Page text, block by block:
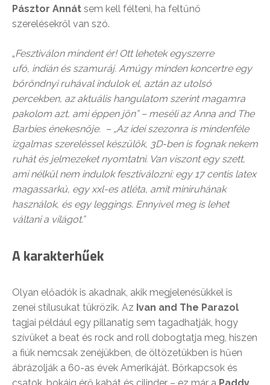
Pásztor Annát sem kell félteni, ha feltűnő
szerelésekről van szó.
„Fesztiválon mindent ér! Ott lehetek egyszerre
ufó, indián és szamuráj. Amúgy minden koncertre egy
bőröndnyi ruhával indulok el, aztán az utolsó
percekben, az aktuális hangulatom szerint magamra
pakolom azt, ami éppen jön” – meséli az Anna and The
Barbies énekesnője. – „Az idei szezonra is mindenféle
izgalmas szereléssel készülök, 3D-ben is fognak nekem
ruhát és jelmezeket nyomtatni. Van viszont egy szett,
ami nélkül nem indulok fesztiválozni: egy 17 centis latex
magassarkú, egy xxl-es atléta, amit miniruhának
használok, és egy leggings. Ennyivel meg is lehet
váltani a világot.”
A karakterhűek
Olyan előadók is akadnak, akik megjelenésükkel is
zenei stílusukat tükrözik. Az Ivan and The Parazol
tagjai például egy pillanatig sem tagadhatják, hogy
szívüket a beat és rock and roll dobogtatja meg, hiszen
a fiúk nemcsak zenéjükben, de öltözetükben is hűen
ábrázolják a 60-as évek Amerikáját. Bőrkapcsok és